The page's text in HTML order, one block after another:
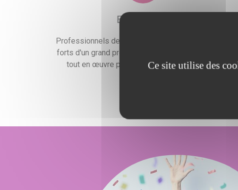
Expérience
Professionnels de l'événementiel expérimentés et
forts d'un grand professionnalisme, nous mettrons
tout en œuvre pour satisfaire vos exigences.
Ce site utilise des